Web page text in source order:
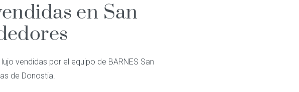
en San
vendidas por el equipo de BARNES San
de Donostia.